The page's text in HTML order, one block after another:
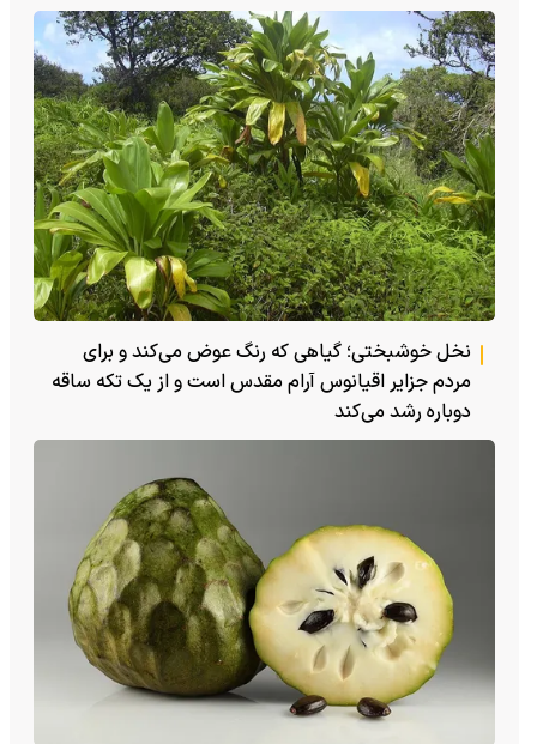
نخل خوشبختی؛ گیاهی که رنگ عوض می‌کند و برای
مردم جزایر اقیانوس آرام مقدس است و از یک تکه ساقه
دوباره رشد می‌کند